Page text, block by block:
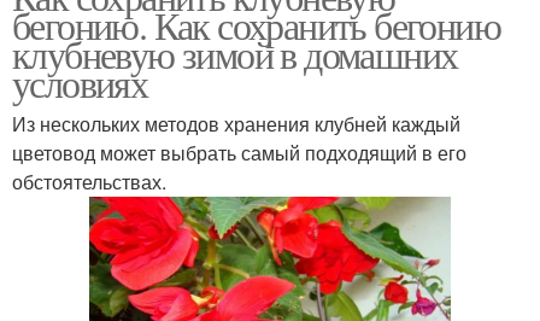
бегонию. Как сохранить бегонию
клубневую зимой в домашних
условиях
Из нескольких методов хранения клубней каждый
цветовод может выбрать самый подходящий в его
обстоятельствах.